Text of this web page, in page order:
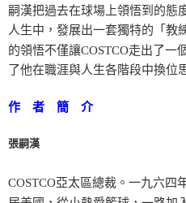
嗣漢把過去在球場上領悟到的態
人生中，發展出一套獨特的「教
的領悟不僅讓COSTCO走出了一
了他在職涯與人生各階段中換位
作 者 簡 介
張嗣漢
COSTCO亞太區總裁。一九六四